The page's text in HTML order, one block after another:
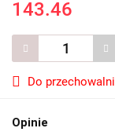
143.46
Do przechowalni
Opinie